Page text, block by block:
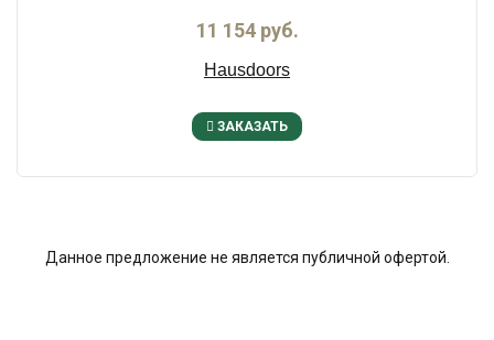
11 154 руб.
Hausdoors
ЗАКАЗАТЬ
Данное предложение не является публичной офертой.